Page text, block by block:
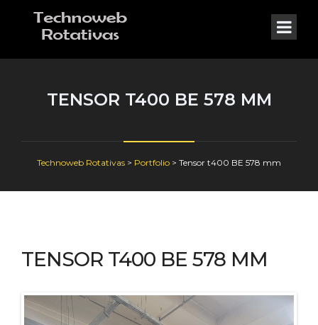
TENSOR T400 BE 578 MM
Technoweb Rotativas > Portfolio > Tensor t400 BE 578 mm
TENSOR T400 BE 578 MM